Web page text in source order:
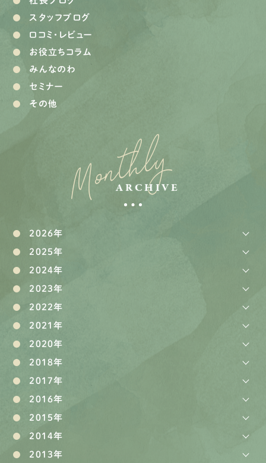
スタッフブログ
口コミ・レビュー
お役立ちコラム
みんなのわ
セミナー
その他
Monthly
ARCHIVE
2026年
2025年
2024年
2023年
2022年
2021年
2020年
2018年
2017年
2016年
2015年
2014年
2013年